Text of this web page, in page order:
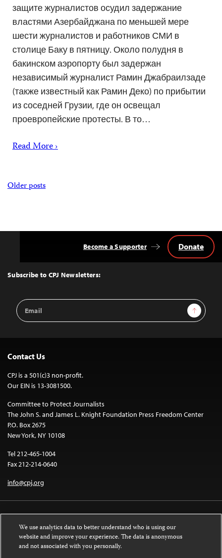
защите журналистов осудил задержание
властями Азербайджана по меньшей мере
шести журналистов и работников СМИ в
столице Баку в пятницу. Около полудня в
бакинском аэропорту был задержан
независимый журналист Рамин Джабраилзаде
(также известный как Рамин Деко) по прибытии
из соседней Грузии, где он освещал
проевропейские протесты. В то…
Read More ›
Posts
Older posts
Top
Subscribe to CPJ Newsletters:
Email
Address
Sign Up
Become a Supporter Donate
Contact Us
CPJ is a 501(c)3 non-profit.
Our EIN is 13-3081500.
Committee to Protect Journalists
The John S. and James L. Knight Foundation Press Freedom Center
P.O. Box 2675
New York, NY 10108
Tel 212-465-1004
Fax 212-214-0640
info@cpj.org
Except where noted, text on this website is licensed under a
We use analytics data to better understand who is using our
website and improve your experience. The data is anonymous
and not associated with you personally.